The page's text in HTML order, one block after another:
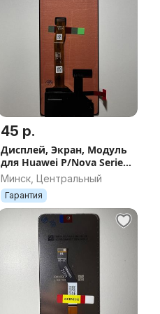
45 р.
Дисплей, Экран, Модуль
для Huawei P/Nova Series /
Honor X Series
Минск, Центральный
Гарантия